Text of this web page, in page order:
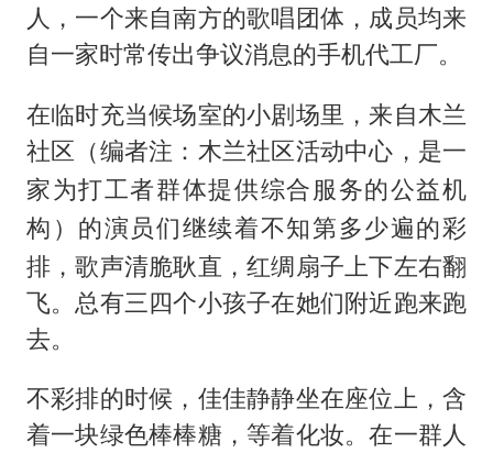
人，一个来自南方的歌唱团体，成员均来
自一家时常传出争议消息的手机代工厂。
在临时充当候场室的小剧场里，来自木兰
社区 （编者注：木兰社区活动中心，是一
家为打工者群体提供综合服务的公益机
构） 的演员们继续着不知第多少遍的彩
排，歌声清脆耿直，红绸扇子上下左右翻
飞。总有三四个小孩子在她们附近跑来跑
去。
不彩排的时候，佳佳静静坐在座位上，含
着一块绿色棒棒糖，等着化妆。在一群人